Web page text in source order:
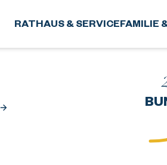
RATHAUS & SERVICEFAMILIE